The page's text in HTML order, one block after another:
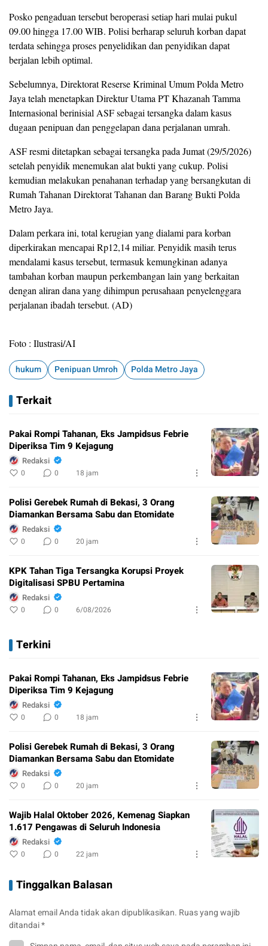
Posko pengaduan tersebut beroperasi setiap hari mulai pukul
09.00 hingga 17.00 WIB. Polisi berharap seluruh korban dapat
terdata sehingga proses penyelidikan dan penyidikan dapat
berjalan lebih optimal.
Sebelumnya, Direktorat Reserse Kriminal Umum Polda Metro
Jaya telah menetapkan Direktur Utama PT Khazanah Tamma
Internasional berinisial ASF sebagai tersangka dalam kasus
dugaan penipuan dan penggelapan dana perjalanan umrah.
ASF resmi ditetapkan sebagai tersangka pada Jumat (29/5/2026)
setelah penyidik menemukan alat bukti yang cukup. Polisi
kemudian melakukan penahanan terhadap yang bersangkutan di
Rumah Tahanan Direktorat Tahanan dan Barang Bukti Polda
Metro Jaya.
Dalam perkara ini, total kerugian yang dialami para korban
diperkirakan mencapai Rp12,14 miliar. Penyidik masih terus
mendalami kasus tersebut, termasuk kemungkinan adanya
tambahan korban maupun perkembangan lain yang berkaitan
dengan aliran dana yang dihimpun perusahaan penyelenggara
perjalanan ibadah tersebut. (AD)
Foto : Ilustrasi/AI
hukum Penipuan Umroh Polda Metro Jaya
Terkait
Pakai Rompi Tahanan, Eks Jampidsus Febrie
Diperiksa Tim 9 Kejagung
Redaksi
0 0 18 jam
Polisi Gerebek Rumah di Bekasi, 3 Orang
Diamankan Bersama Sabu dan Etomidate
Redaksi
0 0 20 jam
KPK Tahan Tiga Tersangka Korupsi Proyek
Digitalisasi SPBU Pertamina
Redaksi
0 0 6/08/2026
Terkini
Pakai Rompi Tahanan, Eks Jampidsus Febrie
Diperiksa Tim 9 Kejagung
Redaksi
0 0 18 jam
Polisi Gerebek Rumah di Bekasi, 3 Orang
Diamankan Bersama Sabu dan Etomidate
Redaksi
0 0 20 jam
Wajib Halal Oktober 2026, Kemenag Siapkan
1.617 Pengawas di Seluruh Indonesia
Redaksi
0 0 22 jam
Tinggalkan Balasan
Alamat email Anda tidak akan dipublikasikan. Ruas yang wajib
ditandai*